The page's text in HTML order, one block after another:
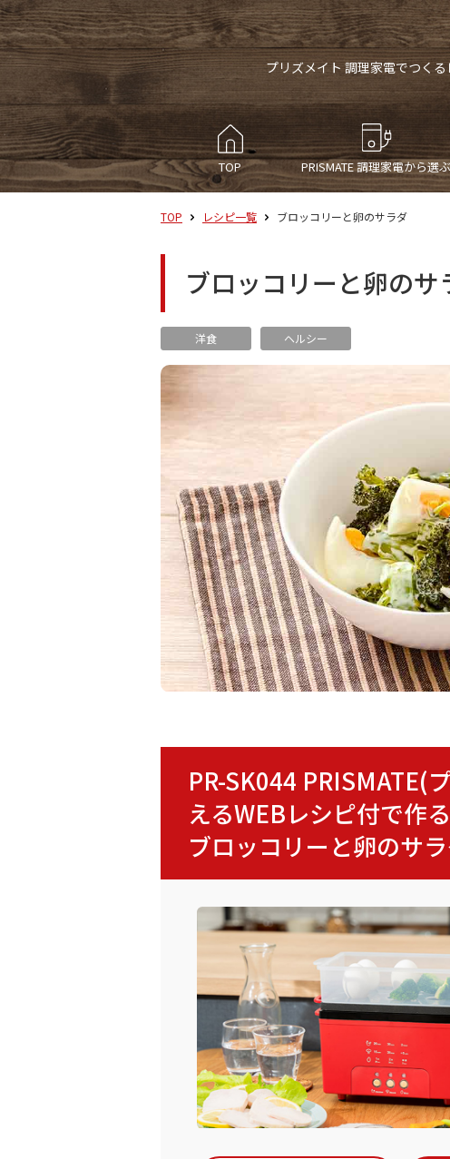
プリズメイト 調理家電でつくる
TOP PRISMATE調理家電から選ぶ
TOP レシピ一覧 ブロッコリーと卵のサラダ
ブロッコリーと卵のサ
洋食 ヘルシー
PR-SK044 PRISMATE(
えるWEBレシピ付で作る
ブロッコリーと卵のサ